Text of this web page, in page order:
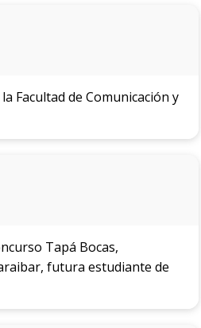
Facultad de Comunicación y
Tapá Bocas,
futura estudiante de